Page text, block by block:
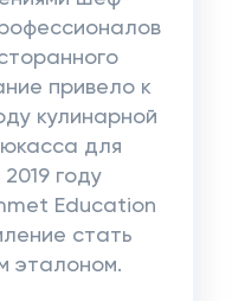
привело к
кулинарной
для
году
Education
стать
эталоном.